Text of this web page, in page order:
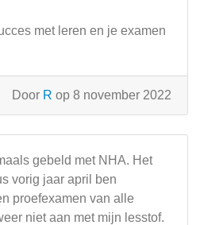
met leren en je examen
Door R op 8 november 2022
gebeld met NHA. Het
vorig jaar april ben
proefexamen van alle
niet aan met mijn lesstof.